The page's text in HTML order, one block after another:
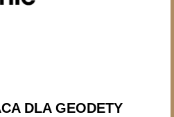
DLA GEODETY